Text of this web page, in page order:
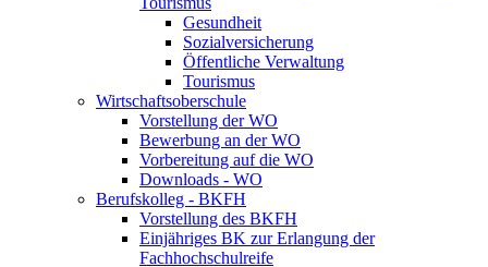
Gesundheit
Sozialversicherung
Öffentliche Verwaltung
Tourismus
Wirtschaftsoberschule
Vorstellung der WO
Bewerbung an der WO
Vorbereitung auf die WO
Downloads - WO
Berufskolleg - BKFH
Vorstellung des BKFH
Einjähriges BK zur Erlangung der
Fachhochschulreife